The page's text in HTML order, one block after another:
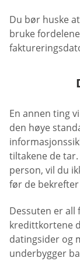
Du bør huske
bruke
En annen ting
den høye
tiltakene de
person, vil du
før de
Dessuten er
kredittkortene
datingsider og
underbygger